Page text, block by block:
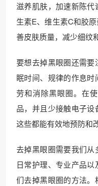
滋养肌肤，加速新陈
生素E、维生素C和胶
善皮肤质量，减少细纹
要想去掉黑眼圈还需
眠时间、规律的作息
劳和消除黑眼圈。在
品，并且少接触电子设
这些都能有效地预防和
去掉黑眼圈需要我们从
日常护理、专业产品
们去掉黑眼圈的方法